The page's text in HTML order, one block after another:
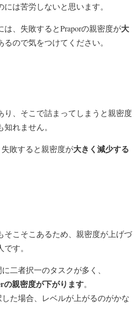
は苦労しないと思います。
は、失敗するとPraporの親密度が大
るので気をつけてください。
り、そこで詰まってしまうと親密度
れません。
失敗すると親密度が大きく減少する
そこそこあるため、親密度が上げづ
す。
二者択一のタスクが多く、
の親密度が下がります。
した場合、レベルが上がるのがかな